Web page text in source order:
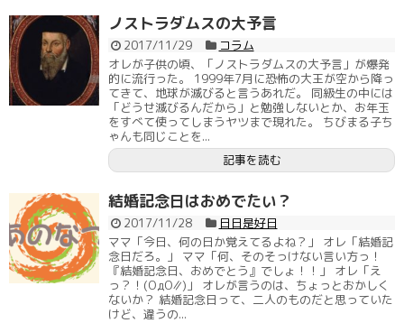
ノストラダムスの大予言
2017/11/29
コラム
オレが子供の頃、「ノストラダムスの大予言」が爆発
的に流行った。 1999年7月に恐怖の大王が空から降っ
てきて、地球が滅びると言うあれだ。 同級生の中には
「どうせ滅びるんだから」と勉強しないとか、お年玉
をすべて使ってしまうヤツまで現れた。 ちびまる子ち
ゃんも同じことを...
記事を読む
結婚記念日はおめでたい？
2017/11/28
日日是好日
ママ「今日、何の日か覚えてるよね？」 オレ「結婚記
念日だろ。」 ママ「何、そのそっけない言い方っ！
『結婚記念日、おめでとう』でしょ！！」 オレ「え
っ？！(ΟдΟ∥)」 オレが言うのは、ちょっとおかしく
ないか？ 結婚記念日って、二人のものだと思っていた
けど、違うの...